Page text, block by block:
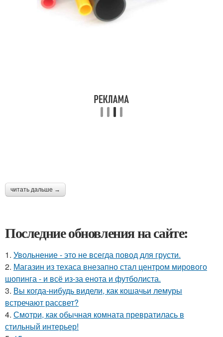
читать дальше →
Последние обновления на сайте:
1. Увольнение - это не всегда повод для грусти.
2. Магазин из техаса внезапно стал центром мирового
шопинга - и всё из-за енота и футболиста.
3. Вы когда-нибудь видели, как кошачьи лемуры
встречают рассвет?
4. Смотри, как обычная комната превратилась в
стильный интерьер!